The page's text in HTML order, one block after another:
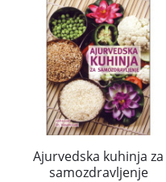
Ajurvedska kuhinja za
samozdravljenje